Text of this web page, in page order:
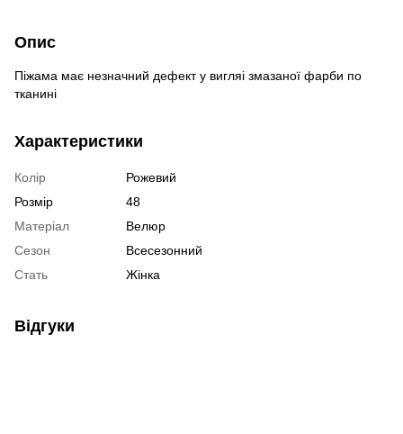
Опис
Піжама має незначний дефект у вигляі змазаної фарби по
тканині
Характеристики
Колір
Рожевий
Розмір
48
Матеріал
Велюр
Сезон
Всесезонний
Стать
Жінка
Відгуки